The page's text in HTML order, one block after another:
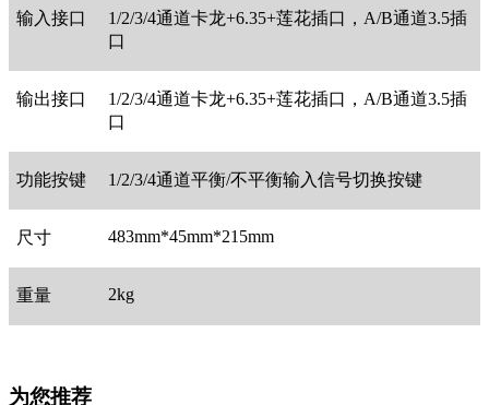
输入接口
1/2/3/4通道卡龙+6.35+莲花插口，A/B通道3.5插
口
输出接口
1/2/3/4通道卡龙+6.35+莲花插口，A/B通道3.5插
口
功能按键 1/2/3/4通道平衡/不平衡输入信号切换按键
尺寸 483mm*45mm*215mm
重量 2kg
为您推荐